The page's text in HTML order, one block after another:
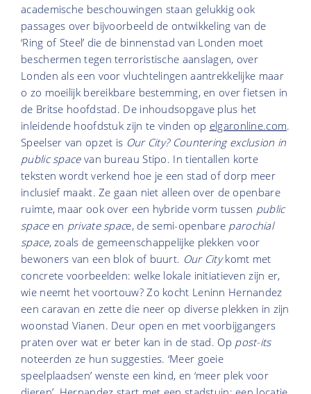
academische beschouwingen staan gelukkig ook
passages over bijvoorbeeld de ontwikkeling van de
‘Ring of Steel’ die de binnenstad van Londen moet
beschermen tegen terroristische aanslagen, over
Londen als een voor vluchtelingen aantrekkelijke maar
o zo moeilijk bereikbare bestemming, en over fietsen in
de Britse hoofdstad. De inhoudsopgave plus het
inleidende hoofdstuk zijn te vinden op elgaronline.com.
Speelser van opzet is Our City? Countering exclusion in
public spacevan bureau Stipo. In tientallen korte
teksten wordt verkend hoe je een stad of dorp meer
inclusief maakt. Ze gaan niet alleen over de openbare
ruimte, maar ook over een hybride vorm tussen public
spaceen private space, de semi-openbare parochial
space, zoals de gemeenschappelijke plekken voor
bewoners van een blok of buurt. Our Citykomt met
concrete voorbeelden: welke lokale initiatieven zijn er,
wie neemt het voortouw? Zo kocht Leninn Hernandez
een caravan en zette die neer op diverse plekken in zijn
woonstad Vianen. Deur open en met voorbijgangers
praten over wat er beter kan in de stad. Op post-its
noteerden ze hun suggesties. ‘Meer goeie
speelplaadsen’ wenste een kind, en ‘meer plek voor